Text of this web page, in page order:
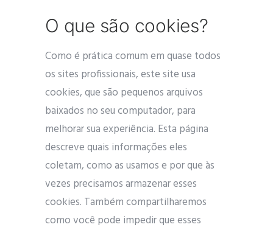
O que são cookies?
Como é prática comum em quase todos
os sites profissionais, este site usa
cookies, que são pequenos arquivos
baixados no seu computador, para
melhorar sua experiência. Esta página
descreve quais informações eles
coletam, como as usamos e por que às
vezes precisamos armazenar esses
cookies. Também compartilharemos
como você pode impedir que esses